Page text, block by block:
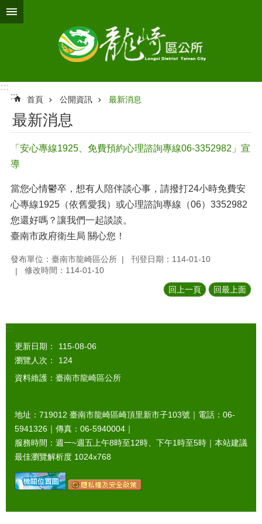
跳到主要內容區塊
:::
:::
首頁 公開資訊 最新消息
最新消息
「安心專線1925、免費預約心理諮詢專線06-3352982」宣
導
當您心情鬱卒，想有人陪伴談心事，請撥打24小時免費安
心專線1925（依舊愛我）或心理諮詢專線（06）3352982
您還好嗎？讓我們一起談談。
臺南市政府衛生局 關心您！
發布單位：臺南市龍崎區公所
刊登日期：114-01-10
修改時間：114-01-10
回上一頁 回最上面
:::
更新日期：
115-08-06
瀏覽人次：
124
資料維護：臺南市龍崎區公所
地址：719012 臺南市龍崎區崎頂里新市子103號｜電話：06-
5941326｜傳真：06-5940004｜
服務時間：週一~週五上午8時至12時、下午1時至5時｜本站建議
最佳瀏覽解析度 1024x768